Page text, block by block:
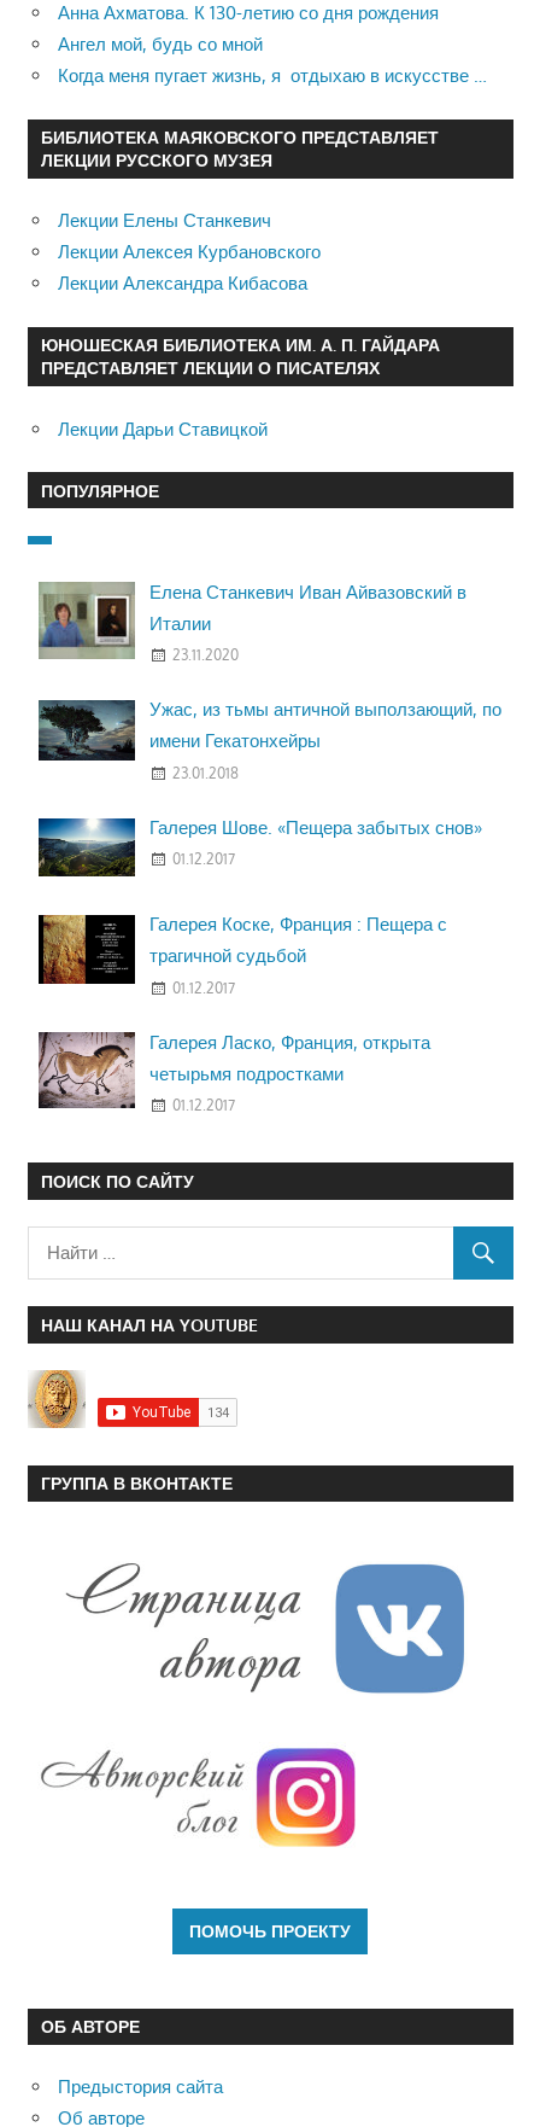
Анна Ахматова. К 130-летию со дня рождения
Ангел мой, будь со мной
Когда меня пугает жизнь, я отдыхаю в искусстве …
БИБЛИОТЕКА МАЯКОВСКОГО ПРЕДСТАВЛЯЕТ
ЛЕКЦИИ РУССКОГО МУЗЕЯ
Лекции Елены Станкевич
Лекции Алексея Курбановского
Лекции Александра Кибасова
ЮНОШЕСКАЯ БИБЛИОТЕКА ИМ. А. П. ГАЙДАРА
ПРЕДСТАВЛЯЕТ ЛЕКЦИИ О ПИСАТЕЛЯХ
Лекции Дарьи Ставицкой
ПОПУЛЯРНОЕ
Елена Станкевич Иван Айвазовский в
Италии
23.11.2020
Ужас, из тьмы античной выползающий, по
имени Гекатонхейры
23.01.2018
Галерея Шове. «Пещера забытых снов»
01.12.2017
Галерея Коске, Франция : Пещера с
трагичной судьбой
01.12.2017
Галерея Ласко, Франция, открыта
четырьмя подростками
01.12.2017
ПОИСК ПО САЙТУ
НАШ КАНАЛ НА YOUTUBE
ГРУППА В ВКОНТАКТЕ
ОБ АВТОРЕ
Предыстория сайта
Об авторе